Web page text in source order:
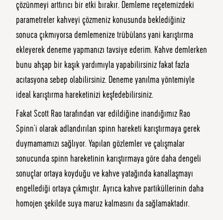
çözünmeyi arttırıcı bir etki bırakır. Demleme reçetemizdeki
parametreler kahveyi çözmeniz konusunda beklediğiniz
sonuca çıkmıyorsa demlemenize trübülans yani karıştırma
ekleyerek deneme yapmanızı tavsiye ederim. Kahve demlerken
bunu ahşap bir kaşık yardımıyla yapabilirsiniz fakat fazla
acıtasyona sebep olabilirsiniz. Deneme yanılma yöntemiyle
ideal karıştırma hareketinizi keşfedebilirsiniz.
Fakat Scott Rao tarafından var edildiğine inandığımız Rao
Spinn’i olarak adlandırılan spinn hareketi karıştırmaya gerek
duymamamızı sağlıyor. Yapılan gözlemler ve çalışmalar
sonucunda spinn hareketinin karıştırmaya göre daha dengeli
sonuçlar ortaya koyduğu ve kahve yatağında kanallaşmayı
engellediği ortaya çıkmıştır. Ayrıca kahve partiküllerinin daha
homojen şekilde suya maruz kalmasını da sağlamaktadır.